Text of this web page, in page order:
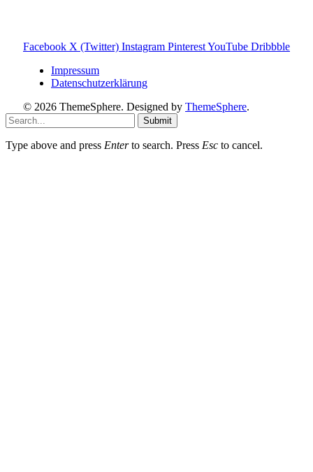
Facebook X (Twitter) Instagram PinterestYouTube Dribbble
Impressum
Datenschutzerklärung
© 2026 ThemeSphere. Designed by ThemeSphere.
Submit
Type above and press Enterto search. Press Esc to cancel.